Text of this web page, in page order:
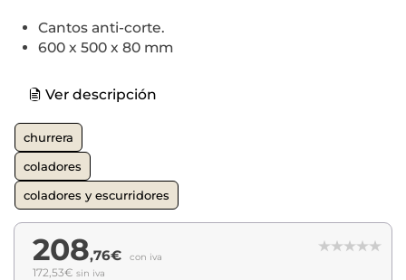
Cantos anti-corte.
600 x 500 x 80 mm
Ver descripción
churrera
coladores
coladores y escurridores
208,76€ con iva
172,53€ sin iva